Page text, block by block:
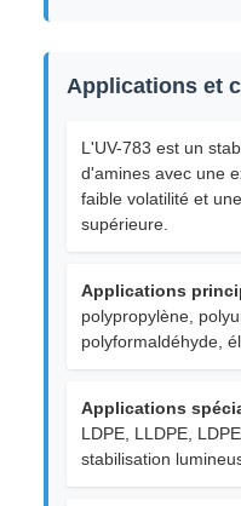
Applications et
L'UV-783 est un
d'amines avec une
faible volatilité et
supérieure.
Applications
polypropylène,
polyformaldéhyde,
Applications
LDPE, LLDPE,
stabilisation